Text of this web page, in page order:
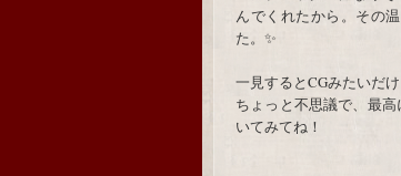
んでくれたから。その
た。✨
一見するとCGみたいだ
ちょっと不思議で、最
いてみてね！